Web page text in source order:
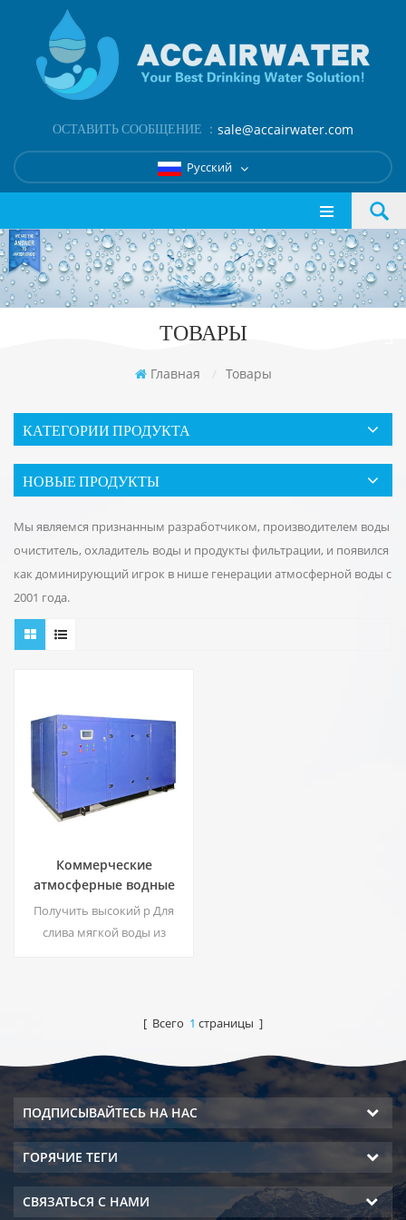
ОСТАВИТЬ СООБЩЕНИЕ ： sale@accairwater.com
Русский
ТОВАРЫ
Главная / Товары
КАТЕГОРИИ ПРОДУКТА
НОВЫЕ ПРОДУКТЫ
Мы являемся признанным разработчиком, производителем воды
очиститель, охладитель воды и продукты фильтрации, и появился
как доминирующий игрок в нише генерации атмосферной воды с
2001 года.
Коммерческие
атмосферные водные
растворы ЕА-1000
Получить высокий р Для
слива мягкой воды из
Промышленный генератор
богатую и безопасную
питьевую воду!
[ Всего 1 страницы ]
ПОДПИСЫВАЙТЕСЬ НА НАС
ГОРЯЧИЕ ТЕГИ
СВЯЗАТЬСЯ С НАМИ